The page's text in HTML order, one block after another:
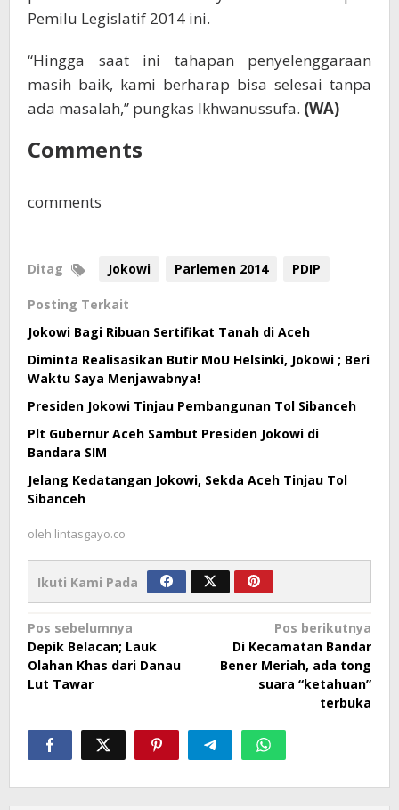
Pemilu Legislatif 2014 ini.
“Hingga saat ini tahapan penyelenggaraan
masih baik, kami berharap bisa selesai tanpa
ada masalah,” pungkas Ikhwanussufa. (WA)
Comments
comments
Ditag Jokowi Parlemen 2014 PDIP
Posting Terkait
Jokowi Bagi Ribuan Sertifikat Tanah di Aceh
Diminta Realisasikan Butir MoU Helsinki, Jokowi ; Beri
Waktu Saya Menjawabnya!
Presiden Jokowi Tinjau Pembangunan Tol Sibanceh
Plt Gubernur Aceh Sambut Presiden Jokowi di
Bandara SIM
Jelang Kedatangan Jokowi, Sekda Aceh Tinjau Tol
Sibanceh
oleh lintasgayo.co
Ikuti Kami Pada
Navigasi
pos
Pos sebelumnya
Depik Belacan; Lauk
Olahan Khas dari Danau
Lut Tawar
Pos berikutnya
Di Kecamatan Bandar
Bener Meriah, ada tong
suara “ketahuan”
terbuka